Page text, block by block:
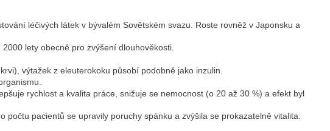
léčivých látek v bývalém Sovětském svazu. Roste rovněž v Japonsku a
lety obecně pro zvýšení dlouhověkosti.
výtažek z eleuterokoku působí podobně jako inzulin.
rychlost a kvalita práce, snižuje se nemocnost (o 20 až 30 %) a efekt byl
pacientů se upravily poruchy spánku a zvýšila se prokazatelně vitalita.